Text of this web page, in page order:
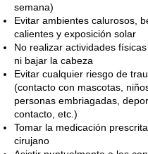
semana)
Evitar ambientes calurosos,
calientes y exposición solar
No realizar actividades
ni bajar la cabeza
Evitar cualquier riesgo de
(contacto con mascotas,
personas embriagadas,
contacto, etc.)
Tomar la medicación
cirujano